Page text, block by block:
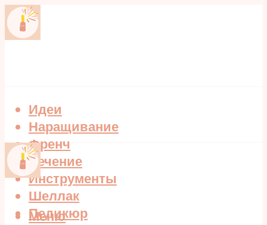
Идеи
Наращивание
Френч
Лечение
Инструменты
Шеллак
Педикюр
Меню